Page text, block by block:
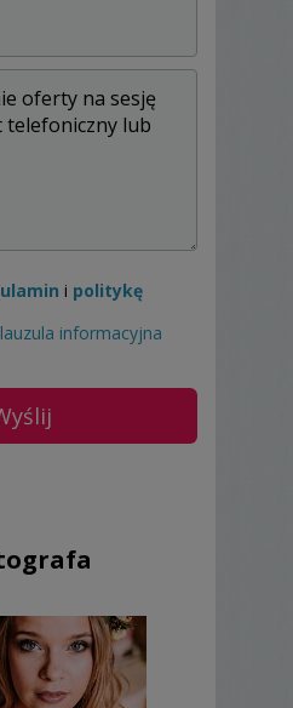
odbitki i albumy
zdjęcia zasługują na
mi to ogromną
emocje, lubię śluby : )
z tego co robię
i politykę
informacyjna